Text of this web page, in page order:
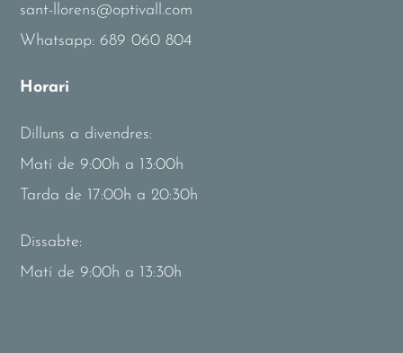
sant-llorens@optivall.com
Whatsapp: 689 060 804
Horari
Dilluns a divendres:
Matí de 9:00h a 13:00h
Tarda de 17:00h a 20:30h
Dissabte:
Matí de 9:00h a 13:30h